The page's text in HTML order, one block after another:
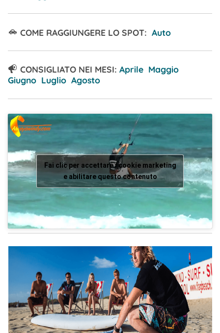
COME RAGGIUNGERE LO SPOT: Auto
CONSIGLIATO NEI MESI: Aprile Maggio
Giugno Luglio Agosto
Fai clic per accettare i cookie marketing
e abilitare questo contenuto